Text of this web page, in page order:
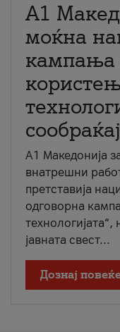
A1
моќна
кампања
A1 Македонија
внатрешни
претставија
одговорна
јавната свест...
Дознај